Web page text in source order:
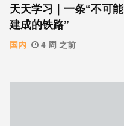
天天学习｜一条“不可能
建成的铁路”
国内 4 周 之前